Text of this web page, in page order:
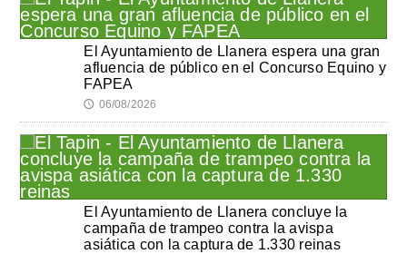
El Ayuntamiento de Llanera espera una gran
afluencia de público en el Concurso Equino y
FAPEA
🕔 06/08/2026
El Ayuntamiento de Llanera concluye la
campaña de trampeo contra la avispa
asiática con la captura de 1.330 reinas